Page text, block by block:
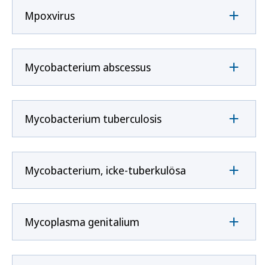
Mpoxvirus
Mycobacterium abscessus
Mycobacterium tuberculosis
Mycobacterium, icke-tuberkulösa
Mycoplasma genitalium